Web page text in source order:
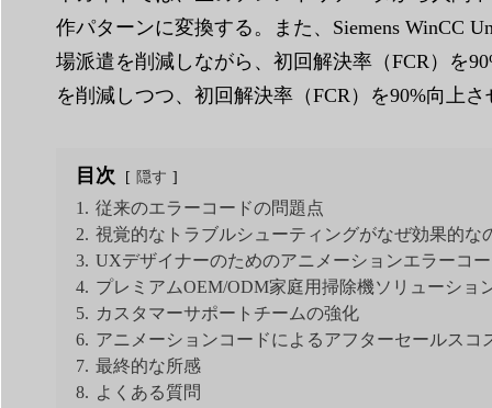
作パターンに変換する。また、Siemens WinCC
場派遣を削減しながら、初回解決率（FCR）を
を削減しつつ、初回解決率（FCR）を90%向上さ
目次 隠す
1. 従来のエラーコードの問題点
2. 視覚的なトラブルシューティングがなぜ効果的な
3. UXデザイナーのためのアニメーションエラーコ
4. プレミアムOEM/ODM家庭用掃除機ソリューショ
5. カスタマーサポートチームの強化
6. アニメーションコードによるアフターセールスコ
7. 最終的な所感
8. よくある質問